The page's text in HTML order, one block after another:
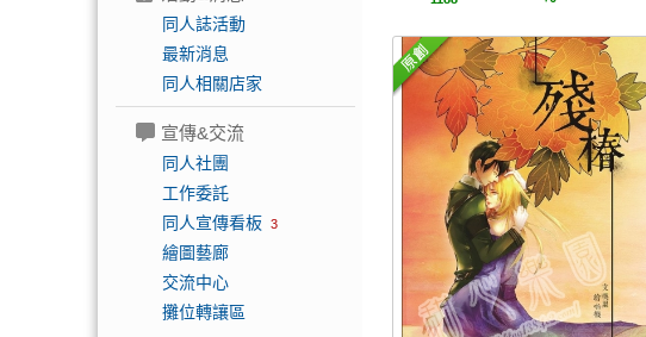
同人誌活動
最新消息
同人相關店家
宣傳&交流
同人社團
工作委託
同人宣傳看板 3
繪圖藝廊
交流中心
攤位轉讓區